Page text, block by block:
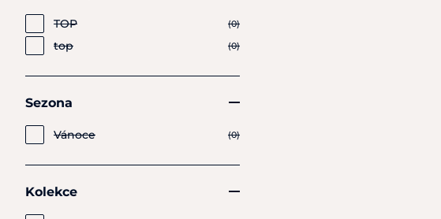
TOP (0)
top (0)
Sezona
Vánoce (0)
Kolekce